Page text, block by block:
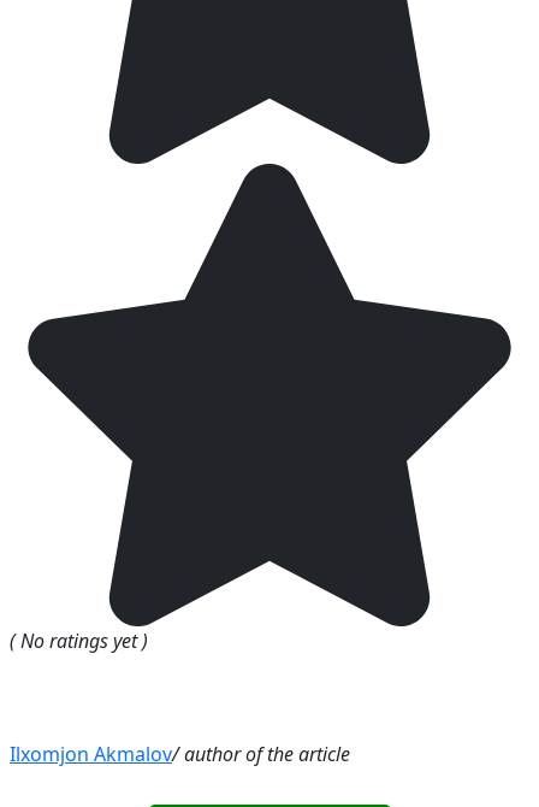
( No ratings yet )
Ilxomjon Akmalov/ author of the article